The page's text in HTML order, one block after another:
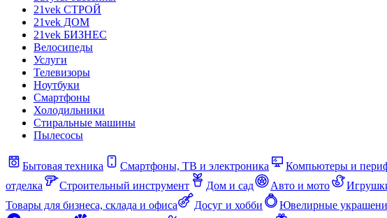
21vek СТРОЙ
21vek ДОМ
21vek БИЗНЕС
Велосипеды
Услуги
Телевизоры
Ноутбуки
Смартфоны
Холодильники
Стиральные машины
Пылесосы
Бытовая техника Смартфоны, ТВ и электроника Компьютеры и
отделка
Строительный инструмент Дом и сад Авто и мото
Товары для бизнеса, склада и офиса
Досуг и хобби Ювелирные